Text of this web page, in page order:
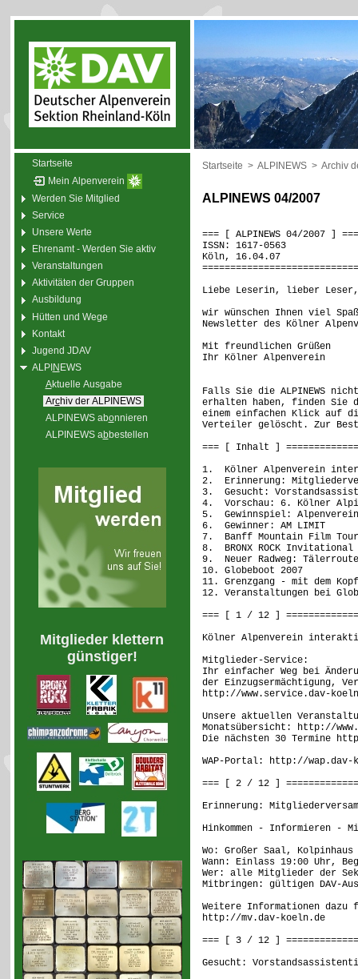
Startseite
Mein Alpenverein
Werden Sie Mitglied
Service
Unsere Werte
Ehrenamt - Werden Sie aktiv
Veranstaltungen
Aktivitäten der Gruppen
Ausbildung
Hütten und Wege
Kontakt
Jugend JDAV
ALPINEWS
Aktuelle Ausgabe
Archiv der ALPINEWS
ALPINEWS abonnieren
ALPINEWS abbestellen
Mitglieder klettern
günstiger!
Startseite > ALPINEWS > Archiv
ALPINEWS 04/2007
=== [ ALPINEWS 04/2007 ]
ISSN: 1617-0563
Köln, 16.04.07
Liebe Leserin, lieber Leser,
wir wünschen Ihnen viel Spaß
Newsletter des Kölner
Mit freundlichen Grüßen
Ihr Kölner Alpenverein
Falls Sie die ALPINEWS
erhalten haben, finden Sie
einem einfachen Klick auf
Verteiler gelöscht. Zur
=== [ Inhalt ]
1. Kölner Alpenverein
2. Erinnerung:
3. Gesucht:
4. Vorschau: 6. Kölner
5. Gewinnspiel:
6. Gewinner: AM LIMIT
7. Banff Mountain Film Tour
8. BRONX ROCK Invitational
9. Neuer Radweg:
10. Globeboot 2007
11. Grenzgang - mit dem
12. Veranstaltungen bei
=== [ 1 / 12 ]
Kölner Alpenverein
Mitglieder-Service:
Ihr einfacher Weg bei
der Einzugsermächtigung,
http://www.service.dav-
Unsere aktuellen
Monatsübersicht: http://
Die nächsten 30 Termine
WAP-Portal: http://wap.dav-
=== [ 2 / 12 ]
Erinnerung:
Hinkommen - Informieren -
Wo: Großer Saal,
Wann: Einlass 19:00 Uhr,
Wer: alle Mitglieder der
Mitbringen: gültigen DAV-
Weitere Informationen
http://mv.dav-koeln.de
=== [ 3 / 12 ]
Gesucht: